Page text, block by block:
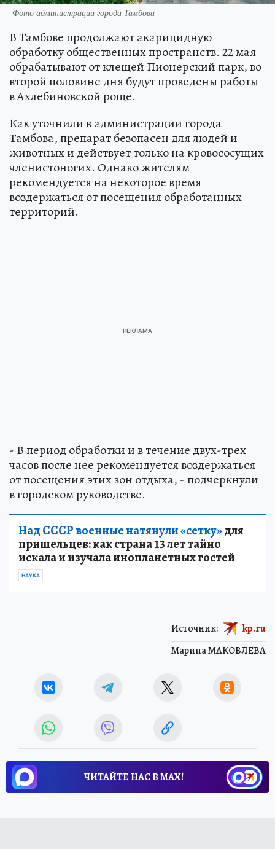
Фото администрации города Тамбова
В Тамбове продолжают акарицидную
обработку общественных пространств. 22 мая
обрабатывают от клещей Пионерский парк, во
второй половине дня будут проведены работы
в Ахлебиновской роще.
Как уточнили в администрации города
Тамбова, препарат безопасен для людей и
животных и действует только на кровососущих
членистоногих. Однако жителям
рекомендуется на некоторое время
воздержаться от посещения обработанных
территорий.
- В период обработки и в течение двух-трех
часов после нее рекомендуется воздержаться
от посещения этих зон отдыха, - подчеркнули
в городском руководстве.
Над СССР военные натянули «сетку»для
пришельцев: как страна 13 лет тайно
искала и изучала инопланетных гостей
НАУКА
Марина МАКОВЛЕВА
Источник: kp.ru
ЧИТАЙТЕ НАС В МАХ!